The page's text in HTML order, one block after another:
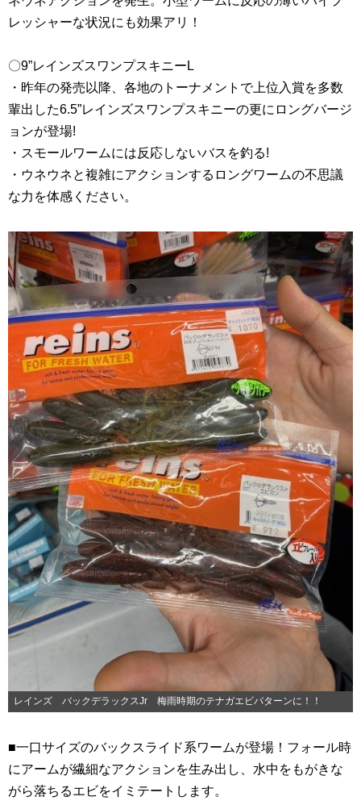
レッシャーな状況にも効果アリ！
〇9”レインズスワンプスキニーL
・昨年の発売以降、各地のトーナメントで上位入賞を多数
輩出した6.5”レインズスワンプスキニーの更にロングバージ
ョンが登場!
・スモールワームには反応しないバスを釣る!
・ウネウネと複雑にアクションするロングワームの不思議
な力を体感ください。
レインズ バックデラックスJr 梅雨時期のテナガエビパターンに！！
■一口サイズのバックスライド系ワームが登場！フォール時
にアームが繊細なアクションを生み出し、水中をもがきな
がら落ちるエビをイミテートします。